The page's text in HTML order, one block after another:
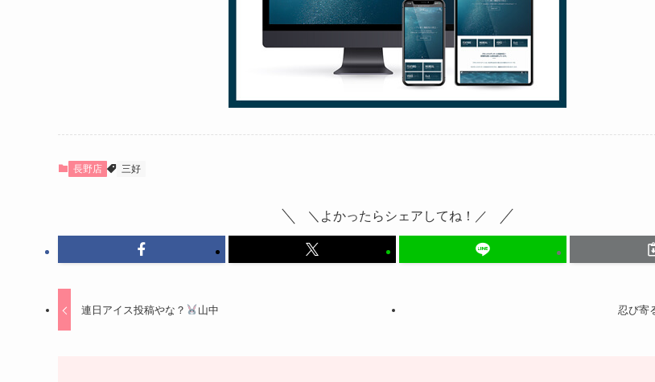
長野店 三好
＼よかったらシェアしてね！／
連日アイス投稿やな？ 山中 忍び寄